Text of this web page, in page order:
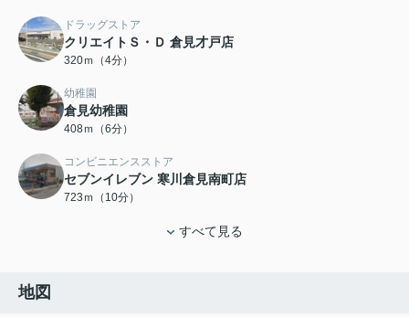
ドラッグストア
クリエイトＳ・Ｄ 倉見才戸店
320ｍ（4分）
幼稚園
倉見幼稚園
408ｍ（6分）
コンビニエンスストア
セブンイレブン 寒川倉見南町店
723ｍ（10分）
すべて見る
地図